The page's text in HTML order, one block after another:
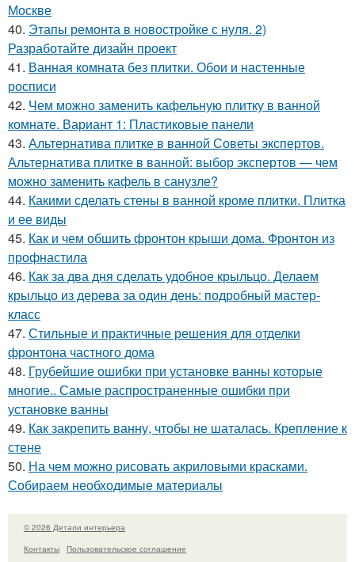
Москве
40. Этапы ремонта в новостройке с нуля. 2)
Разработайте дизайн проект
41. Ванная комната без плитки. Обои и настенные
росписи
42. Чем можно заменить кафельную плитку в ванной
комнате. Вариант 1: Пластиковые панели
43. Альтернатива плитке в ванной Советы экспертов.
Альтернатива плитке в ванной: выбор экспертов — чем
можно заменить кафель в санузле?
44. Какими сделать стены в ванной кроме плитки. Плитка
и ее виды
45. Как и чем обшить фронтон крыши дома. Фронтон из
профнастила
46. Как за два дня сделать удобное крыльцо. Делаем
крыльцо из дерева за один день: подробный мастер-
класс
47. Стильные и практичные решения для отделки
фронтона частного дома
48. Грубейшие ошибки при установке ванны которые
многие.. Самые распространенные ошибки при
установке ванны
49. Как закрепить ванну, чтобы не шаталась. Крепление к
стене
50. На чем можно рисовать акриловыми красками.
Собираем необходимые материалы
© 2026 Детали интерьера
Контакты
Пользовательское соглашение